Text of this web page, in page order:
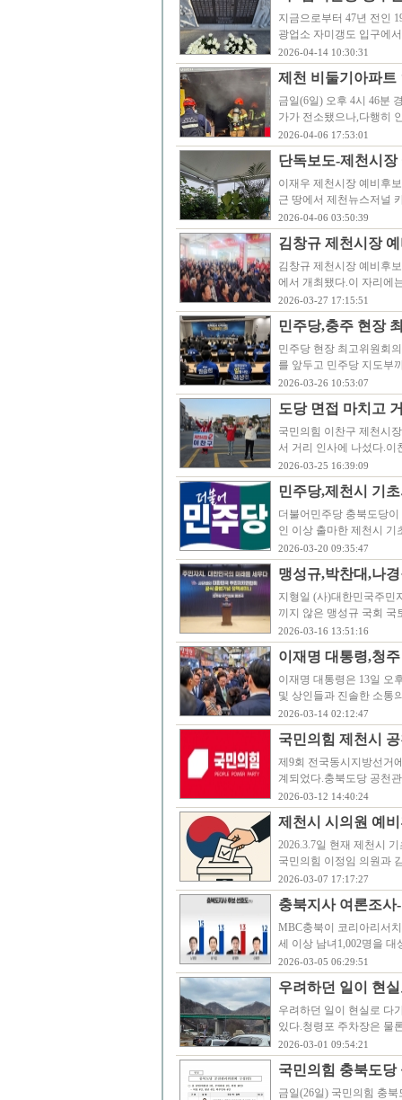
지금으로부터 47년 전인
광업소 자미갱도 입구에
2026-04-14 10:30:31
제천 비둘기아파트
금일(6일) 오후 4시 46분
가가 전소됐으나,다행히
2026-04-06 17:53:01
단독보도-제천시
이재우 제천시장 예비후
근 땅에서 제천뉴스저널
2026-04-06 03:50:39
김창규 제천시장
김창규 제천시장 예비후
에서 개최됐다.이 자리에
2026-03-27 17:15:51
민주당,충주 현장
민주당 현장 최고위원회
를 앞두고 민주당 지도부
2026-03-26 10:53:07
도당 면접 마치고
국민의힘 이찬구 제천시
서 거리 인사에 나섰다.
2026-03-25 16:39:09
민주당,제천시 기
더불어민주당 충북도당
인 이상 출마한 제천시
2026-03-20 09:35:47
맹성규,박찬대,나
지형일 (사)대한민국주민
끼지 않은 맹성규 국회
2026-03-16 13:51:16
이재명 대통령,청
이재명 대통령은 13일 오
및 상인들과 진솔한 소통
2026-03-14 02:12:47
국민의힘 제천시
제9회 전국동시지방선거
계되었다.충북도당 공천
2026-03-12 14:40:24
제천시 시의원 예
2026.3.7일 현재 제천시
국민의힘 이정임 의원과
2026-03-07 17:17:27
충북지사 여론조
MBC충북이 코리아리서
세 이상 남녀1,002명을
2026-03-05 06:29:51
우려하던 일이 현
우려하던 일이 현실로 다
있다.청령포 주차장은 물
2026-03-01 09:54:21
국민의힘 충북도당
금일(26일) 국민의힘 충